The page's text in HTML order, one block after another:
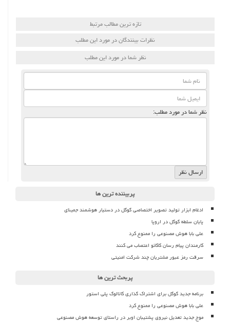
تازه ترین مطالب مرتبط
نظرات بینندگان در مورد این مطلب
نظر شما در مورد این مطلب
نظر شما در مورد مطلب:
پربیننده ترین ها
ادغام ابزار تولید تصویر اختصاصی گوگل در دستیار هوشمند جمینای
پایان سلطه گوگل در اروپا
علی بابا هوش مصنوعی را ممنوع کرد
کارمندان پیام رسان کاکائو اعتصاب می کنند
سرقت رمز عبور مشتریان چند شرکت امنیتی
پربحث ترین ها
برنامه جدید گوگل برای اشتراک گذاری کاتالوگ پلی استور
علی بابا هوش مصنوعی را ممنوع کرد
موج جدید تعدیل نیروی پشتیبان اوبر در راستای توسعه هوش مصنوعی